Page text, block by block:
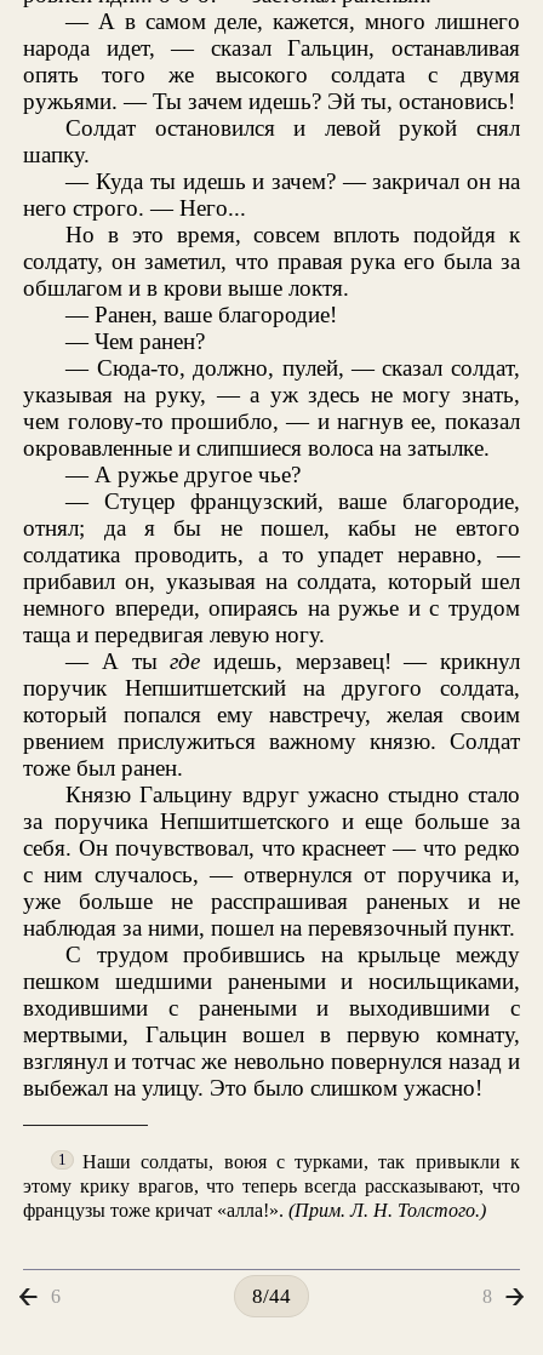
— А в самом деле, кажется, много лишнего
народа идет, — сказал Гальцин, останавливая
опять того же высокого солдата с двумя
ружьями. — Ты зачем идешь? Эй ты, остановись!
Солдат остановился и левой рукой снял
шапку.
— Куда ты идешь и зачем? — закричал он на
него строго. — Него...
Но в это время, совсем вплоть подойдя к
солдату, он заметил, что правая рука его была за
обшлагом и в крови выше локтя.
— Ранен, ваше благородие!
— Чем ранен?
— Сюда-то, должно, пулей, — сказал солдат,
указывая на руку, — а уж здесь не могу знать,
чем голову-то прошибло, — и нагнув ее, показал
окровавленные и слипшиеся волоса на затылке.
— А ружье другое чье?
— Стуцер французский, ваше благородие,
отнял; да я бы не пошел, кабы не евтого
солдатика проводить, а то упадет неравно, —
прибавил он, указывая на солдата, который шел
немного впереди, опираясь на ружье и с трудом
таща и передвигая левую ногу.
— А тыгде идешь, мерзавец! — крикнул
поручик Непшитшетский на другого солдата,
который попался ему навстречу, желая своим
рвением прислужиться важному князю. Солдат
тоже был ранен.
Князю Гальцину вдруг ужасно стыдно стало
за поручика Непшитшетского и еще больше за
себя. Он почувствовал, что краснеет — что редко
с ним случалось, — отвернулся от поручика и,
уже больше не расспрашивая раненых и не
наблюдая за ними, пошел на перевязочный пункт.
С трудом пробившись на крыльце между
пешком шедшими ранеными и носильщиками,
входившими с ранеными и выходившими с
мертвыми, Гальцин вошел в первую комнату,
взглянул и тотчас же невольно повернулся назад и
выбежал на улицу. Это было слишком ужасно!
1
Наши солдаты, воюя с турками, так привыкли к
этому крику врагов, что теперь всегда рассказывают, что
французы тоже кричат «алла!».(Прим. Л. Н. Толстого.)
6 8/44 8